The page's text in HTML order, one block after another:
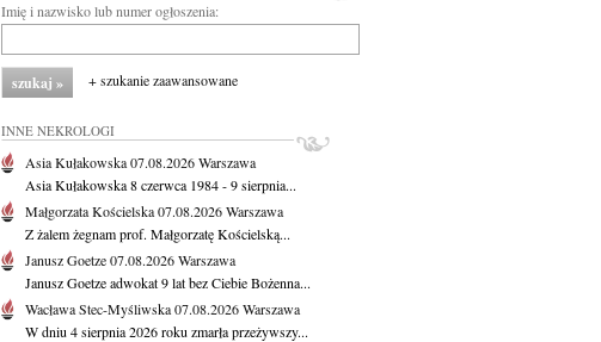
Imię i nazwisko lub numer ogłoszenia:
+ szukanie zaawansowane
INNE NEKROLOGI
Asia Kułakowska07.08.2026Warszawa
Asia Kułakowska 8 czerwca 1984 - 9 sierpnia...
Małgorzata Kościelska07.08.2026Warszawa
Z żalem żegnam prof. Małgorzatę Kościelską...
Janusz Goetze07.08.2026Warszawa
Janusz Goetze adwokat 9 lat bez Ciebie Bożenna...
Wacława Stec-Myśliwska07.08.2026Warszawa
W dniu 4 sierpnia 2026 roku zmarła przeżywszy...